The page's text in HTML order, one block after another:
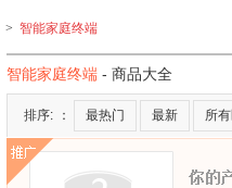
> 智能家庭终端
智能家庭终端 - 商品大全
排序: ： 最热门 最新 所